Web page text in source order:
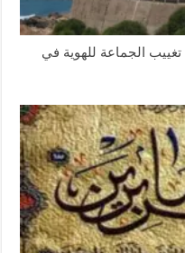
الجماعة للهوية في